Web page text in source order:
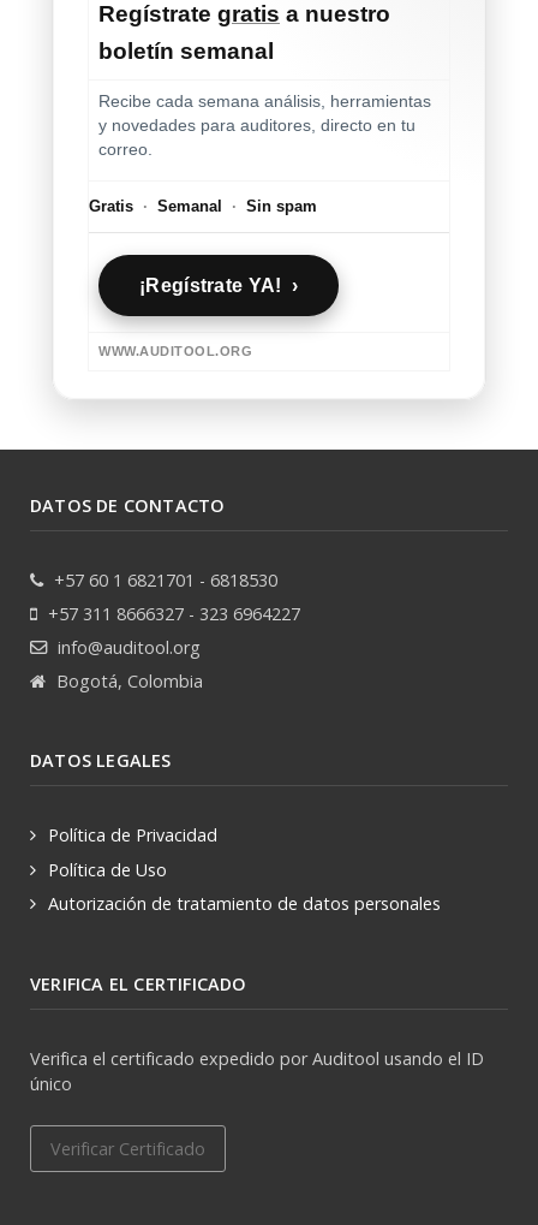
Regístrate gratis a nuestro
boletín semanal
Recibe cada semana análisis, herramientas
y novedades para auditores, directo en tu
correo.
Gratis · Semanal · Sin spam
¡Regístrate YA! ›
WWW.AUDITOOL.ORG
DATOS DE CONTACTO
+57 60 1 6821701 - 6818530
+57 311 8666327 - 323 6964227
info@auditool.org
Bogotá, Colombia
DATOS LEGALES
Política de Privacidad
Política de Uso
Autorización de tratamiento de datos personales
VERIFICA EL CERTIFICADO
Verifica el certificado expedido por Auditool usando el ID
único
Verificar Certificado